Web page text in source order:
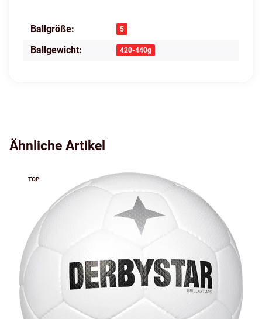
Produkteigenschaft
Wert
Ballgröße: 5
Ballgewicht: 420-440g
Ähnliche Artikel
TOP